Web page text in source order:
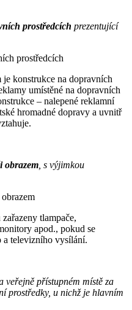
prostředcích prezentující
konstrukce na dopravních
umístěné na dopravních
– nalepené reklamní
hromadné dopravy a uvnitř
obrazem , s výjimkou
tlampače,
apod., pokud se
a televizního vysílání.
veřejně přístupném místě za
prostředky, u nichž je hlavním